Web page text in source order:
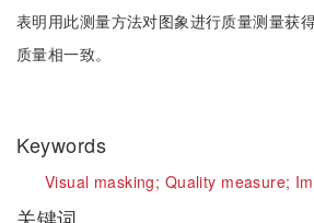
表明用此测量方法对图象进行质量测量获
质量相一致。
Keywords
Visual masking; Quality measure;